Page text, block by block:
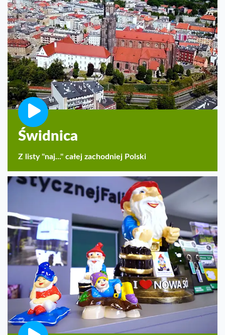
Świdnica
Z listy "naj..." całej zachodniej Polski